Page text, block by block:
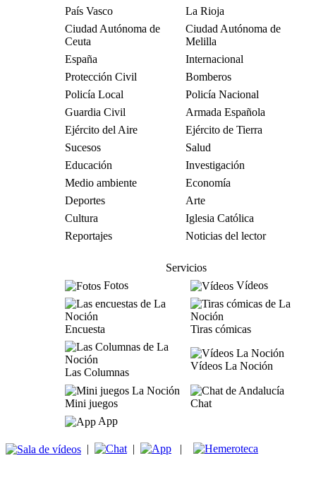
País Vasco
La Rioja
Ciudad Autónoma de
Ceuta
Ciudad Autónoma de
Melilla
España
Internacional
Protección Civil
Bomberos
Policía Local
Policía Nacional
Guardia Civil
Armada Española
Ejército del Aire
Ejército de Tierra
Sucesos
Salud
Educación
Investigación
Medio ambiente
Economía
Deportes
Arte
Cultura
Iglesia Católica
Reportajes
Noticias del lector
Servicios
Fotos
Vídeos
Encuesta Tiras cómicas
Las Columnas
Vídeos La Noción
Mini juegos
Chat
App
| | |